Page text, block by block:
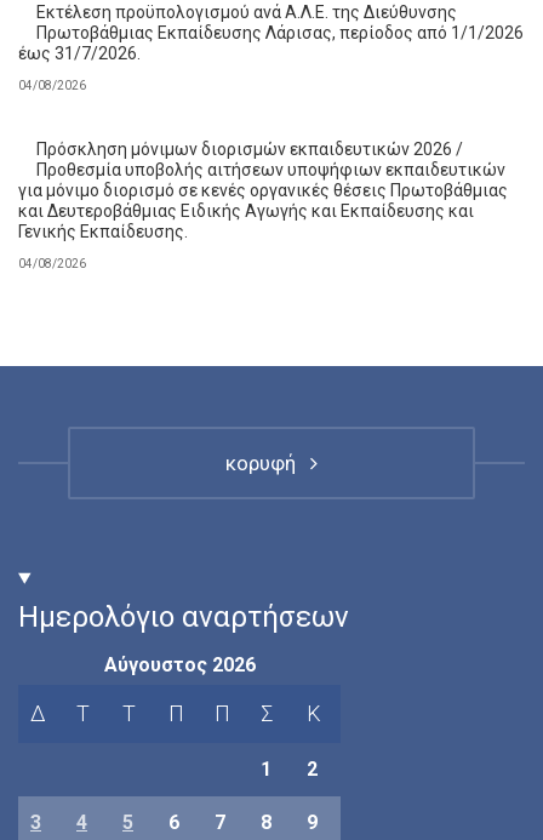
Εκτέλεση προϋπολογισμού ανά Α.Λ.Ε. της Διεύθυνσης
Πρωτοβάθμιας Εκπαίδευσης Λάρισας, περίοδος από 1/1/2026
έως 31/7/2026.
04/08/2026
Πρόσκληση μόνιμων διορισμών εκπαιδευτικών 2026 /
Προθεσμία υποβολής αιτήσεων υποψήφιων εκπαιδευτικών
για μόνιμο διορισμό σε κενές οργανικές θέσεις Πρωτοβάθμιας
και Δευτεροβάθμιας Ειδικής Αγωγής και Εκπαίδευσης και
Γενικής Εκπαίδευσης.
04/08/2026
κορυφή
Ημερολόγιο αναρτήσεων
Αύγουστος 2026
Δ Τ Τ Π Π Σ Κ
1 2
3 4 5 6 7 8 9